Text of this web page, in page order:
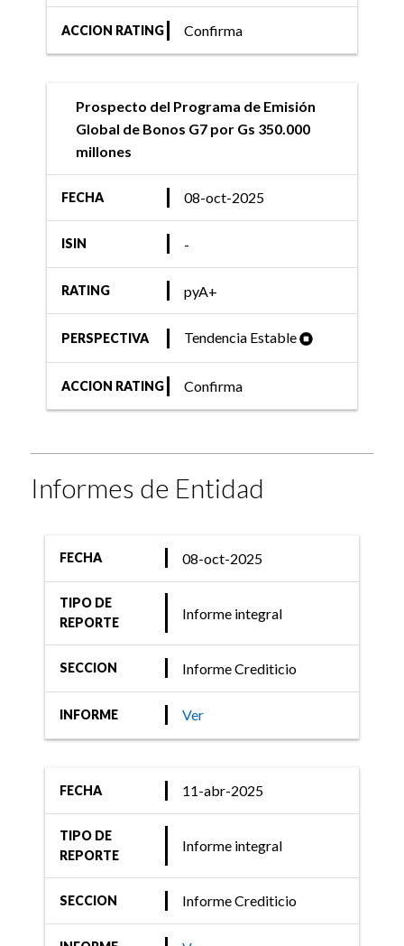
ACCION RATING Confirma
Prospecto del Programa de Emisión
Global de Bonos G7 por Gs 350.000
millones
FECHA 08-oct-2025
ISIN -
RATING pyA+
PERSPECTIVA Tendencia Estable
ACCION RATING Confirma
Informes de Entidad
FECHA 08-oct-2025
TIPO DE
REPORTE
Informe integral
SECCION Informe Crediticio
INFORME Ver
FECHA 11-abr-2025
TIPO DE
REPORTE
Informe integral
SECCION Informe Crediticio